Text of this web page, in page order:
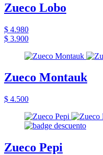
Zueco Lobo
$ 4.980
$ 3.900
Zueco Montauk
$ 4.500
Zueco Pepi